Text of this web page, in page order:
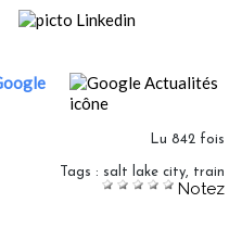
Lu 842 fois
Tags : salt lake city train
Notez